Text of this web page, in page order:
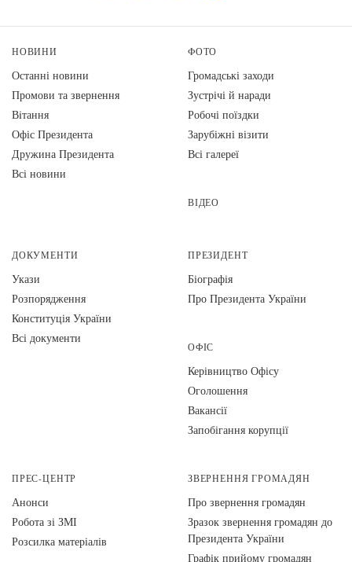
НОВИНИ
Останні новини
Промови та звернення
Вiтання
Офіс Президента
Дружина Президента
Всі новини
ФОТО
Громадські заходи
Зустрічі й наради
Робочі поїздки
Зарубіжні візити
Всі галереї
ВІДЕО
ДОКУМЕНТИ
Укази
Розпорядження
Конституція України
Всі документи
ПРЕЗИДЕНТ
Біографія
Про Президента України
ОФІС
Керівництво Офісу
Оголошення
Вакансії
Запобігання корупції
ПРЕС-ЦЕНТР
Анонси
Робота зі ЗМІ
Розсилка матеріалів
ЗВЕРНЕННЯ ГРОМАДЯН
Про звернення громадян
Зразок звернення громадян до
Президента України
Графік прийому громадян